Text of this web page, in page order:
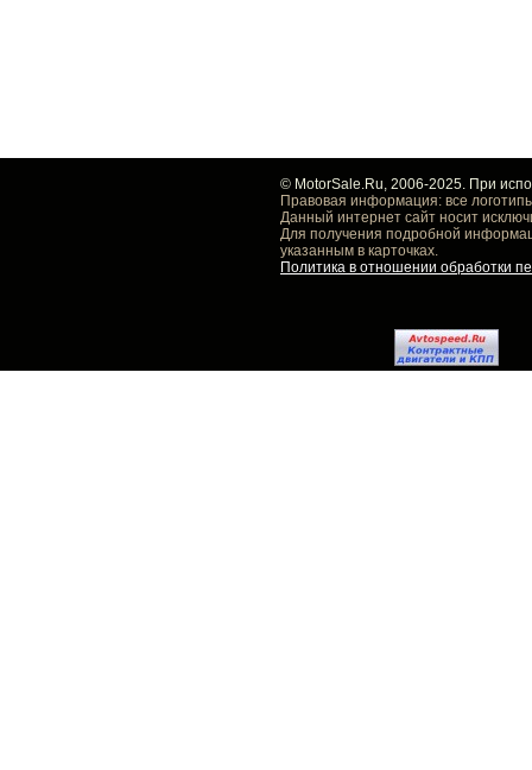
© MotorSale.Ru, 2006-2025. При
Правовая информация: все
Данный интернет сайт носит
Для получения подробной
указанным в карточках.
Политика в отношении обработки